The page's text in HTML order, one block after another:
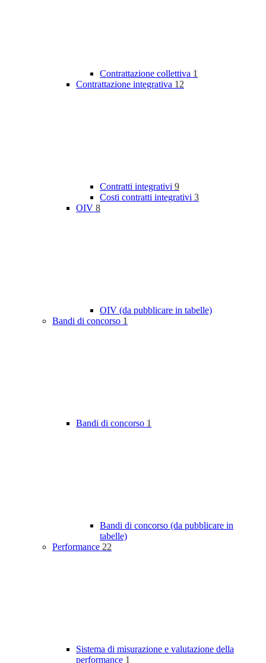
Contrattazione collettiva 1
Contrattazione integrativa 12
Contratti integrativi 9
Costi contratti integrativi 3
OIV 8
OIV (da pubblicare in tabelle)
Bandi di concorso 1
Bandi di concorso 1
Bandi di concorso (da pubblicare in
tabelle)
Performance 22
Sistema di misurazione e valutazione della
performance 1